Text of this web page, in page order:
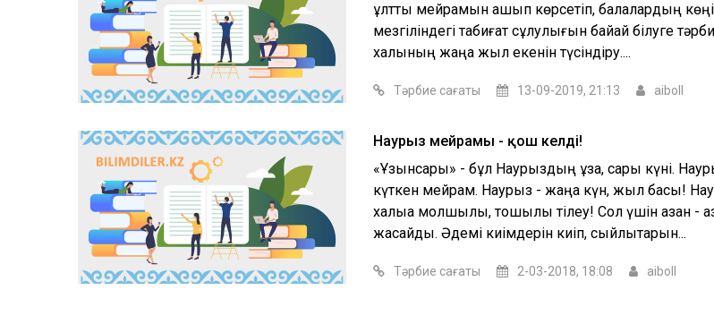
ұлттық мейрамын ашып көрсетіп, балалардың
мезгіліндегі табиғат сұлулығын байқай білуге
халқының жаңа жыл екенін түсіндіру....
Тәрбие сағаты 13-09-2019, 21:13 aiboll
Наурыз мейрамы - қош келдің!
«Ұзынсары» - бұл Наурыздың ұзақ, сары күні.
күткен мейрам. Наурыз - жаңа күн, жыл басы!
халыққа молшылық, тоқшылық тілеу! Сол үшін қазан -
жасайды. Әдемі киімдерін киіп, сыйлықтарын...
Тәрбие сағаты 2-03-2018, 18:08 aiboll